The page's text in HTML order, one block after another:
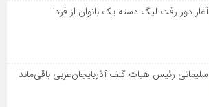
آغاز دور رفت لیگ دسته یک بانوان از فردا
سلیمانی رئیس هیات گلف آذربایجان‌غربی باقی‌ماند